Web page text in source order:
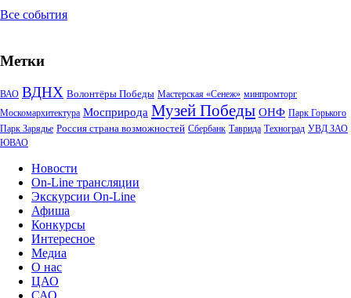
Все события
Метки
ВАО ВДНХ Волонтёры Победы Мастерская «Сенеж» минпромторг
Москомархитектура Мосприрода Музей Победы ОНФ Парк Горького
Парк Зарядье Россия страна возможностей Сбербанк Таврида Техноград УВД ЗАО
ЮВАО
Новости
On-Line трансляции
Экскурсии On-Line
Афиша
Конкурсы
Интересное
Медиа
О нас
ЦАО